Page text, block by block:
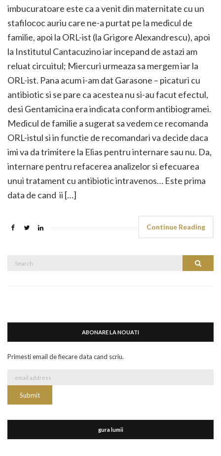
imbucuratoare este ca a venit din maternitate cu un
stafilococ auriu care ne-a purtat pe la medicul de
familie, apoi la ORL-ist (la Grigore Alexandrescu), apoi
la Institutul Cantacuzino iar incepand de astazi am
reluat circuitul; Miercuri urmeaza sa mergem iar la
ORL-ist. Pana acum i-am dat Garasone – picaturi cu
antibiotic si se pare ca acestea nu si-au facut efectul,
desi Gentamicina era indicata conform antibiogramei.
Medicul de familie a sugerat sa vedem ce recomanda
ORL-istul si in functie de recomandari va decide daca
imi va da trimitere la Elias pentru internare sau nu. Da,
internare pentru refacerea analizelor si efecuarea
unui tratament cu antibiotic intravenos… Este prima
data de cand ii […]
Continue Reading
Search
ABONARE LA NOUATI
Primesti email de fiecare data cand scriu.
gura lumii